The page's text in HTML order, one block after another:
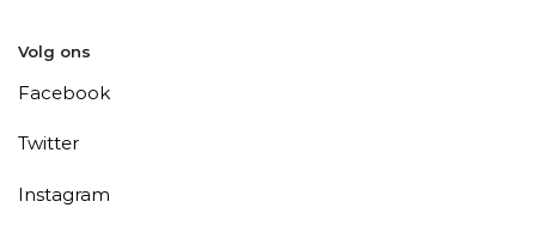
Volg ons
Facebook
Twitter
Instagram